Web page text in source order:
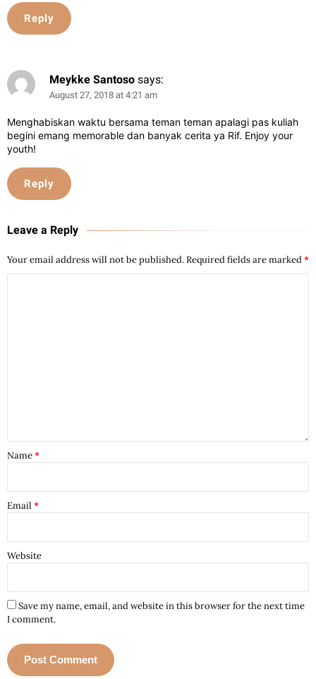
Reply
Meykke Santoso says:
August 27, 2018 at 4:21 am
Menghabiskan waktu bersama teman teman apalagi pas kuliah
begini emang memorable dan banyak cerita ya Rif. Enjoy your
youth!
Reply
Leave a Reply
Your email address will not be published.Required fields are marked*
Name*
Email *
Website
Save my name, email, and website in this browser for the next time
I comment.